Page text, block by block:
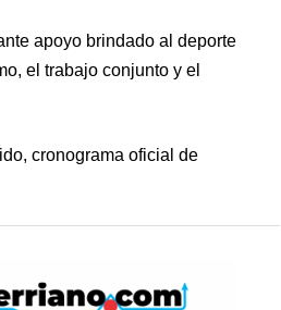
apoyo brindado al deporte
el trabajo conjunto y el
cronograma oficial de